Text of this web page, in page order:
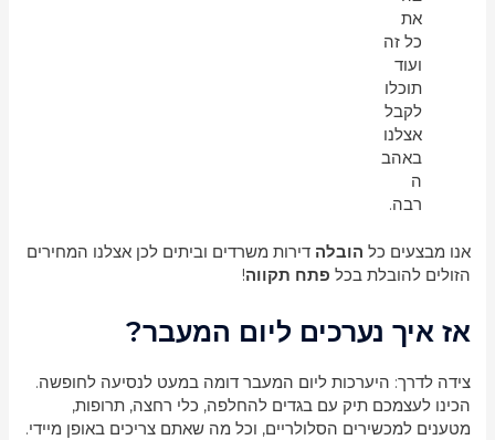
את
כל זה
ועוד
תוכלו
לקבל
אצלנו
באהב
ה
רבה.
אנו מבצעים כל הובלה דירות משרדים וביתים לכן אצלנו המחירים
הזולים להובלת בכל פתח תקווה!
אז איך נערכים ליום המעבר?
צידה לדרך: היערכות ליום המעבר דומה במעט לנסיעה לחופשה.
הכינו לעצמכם תיק עם בגדים להחלפה, כלי רחצה, תרופות,
מטענים למכשירים הסלולריים, וכל מה שאתם צריכים באופן מיידי.